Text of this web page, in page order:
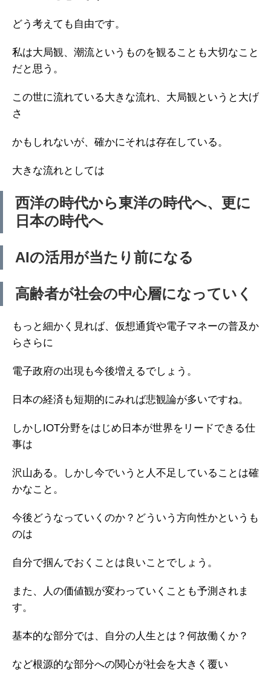
どう考えても自由です。
私は大局観、潮流というものを観ることも大切なこと
だと思う。
この世に流れている大きな流れ、大局観というと大げ
さ
かもしれないが、確かにそれは存在している。
大きな流れとしては
西洋の時代から東洋の時代へ、更に
日本の時代へ
AIの活用が当たり前になる
高齢者が社会の中心層になっていく
もっと細かく見れば、仮想通貨や電子マネーの普及か
らさらに
電子政府の出現も今後増えるでしょう。
日本の経済も短期的にみれば悲観論が多いですね。
しかしIOT分野をはじめ日本が世界をリードできる仕
事は
沢山ある。しかし今でいうと人不足していることは確
かなこと。
今後どうなっていくのか？どういう方向性かというも
のは
自分で掴んでおくことは良いことでしょう。
また、人の価値観が変わっていくことも予測されま
す。
基本的な部分では、自分の人生とは？何故働くか？
など根源的な部分への関心が社会を大きく覆い